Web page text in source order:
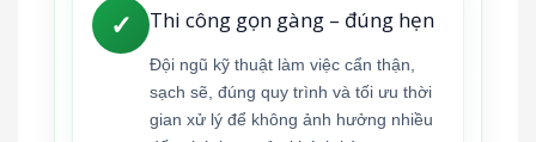
✓ Thi công gọn gàng – đúng hẹn
Đội ngũ kỹ thuật làm việc cẩn thận,
sạch sẽ, đúng quy trình và tối ưu thời
gian xử lý để không ảnh hưởng nhiều